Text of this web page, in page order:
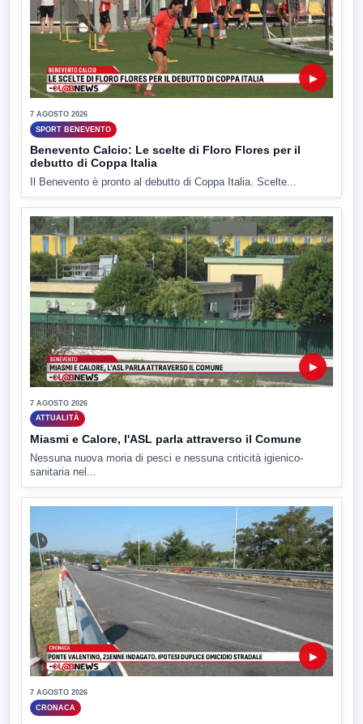
▶
7 AGOSTO 2026
SPORT BENEVENTO
Benevento Calcio: Le scelte di Floro Flores per il
debutto di Coppa Italia
Il Benevento è pronto al debutto di Coppa Italia. Scelte...
▶
7 AGOSTO 2026
ATTUALITÀ
Miasmi e Calore, l'ASL parla attraverso il Comune
Nessuna nuova moria di pesci e nessuna criticità igienico-
sanitaria nel...
▶
7 AGOSTO 2026
CRONACA